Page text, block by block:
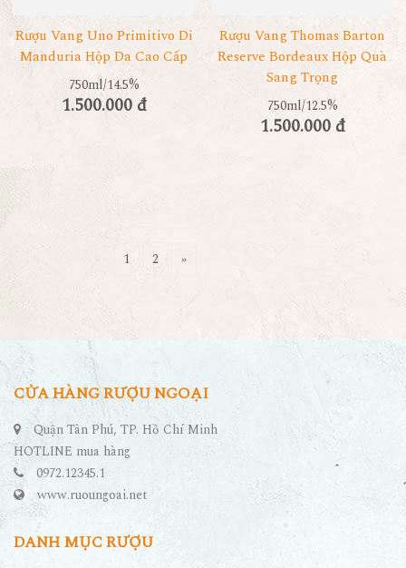
Rượu Vang Uno Primitivo Di
Manduria Hộp Da Cao Cấp
750ml/14.5%
1.500.000 đ
Rượu Vang Thomas Barton
Reserve Bordeaux Hộp Quà
Sang Trọng
750ml/12.5%
1.500.000 đ
1 2 »
CỬA HÀNG RƯỢU NGOẠI
Quận Tân Phú, TP. Hồ Chí Minh
HOTLINE mua hàng
0972.12345.1
www.ruoungoai.net
DANH MỤC RƯỢU